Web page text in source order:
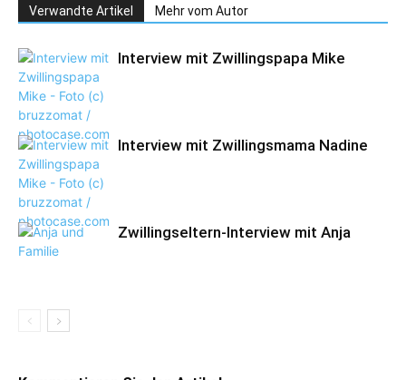
Verwandte Artikel Mehr vom Autor
Interview mit Zwillingspapa Mike
Interview mit Zwillingsmama Nadine
Zwillingseltern-Interview mit Anja